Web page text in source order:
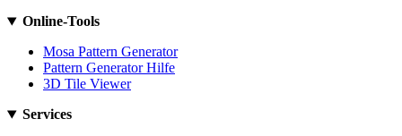
Online-Tools
Mosa Pattern Generator
Pattern Generator Hilfe
3D Tile Viewer
Services